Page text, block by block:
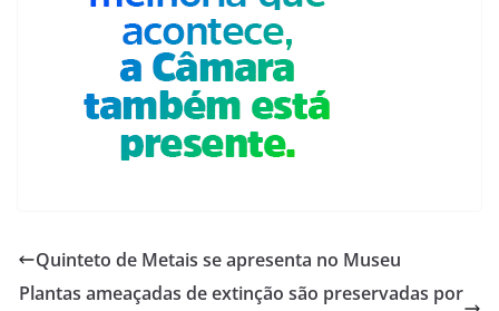
Quinteto de Metais se apresenta no Museu
Plantas ameaçadas de extinção são preservadas por